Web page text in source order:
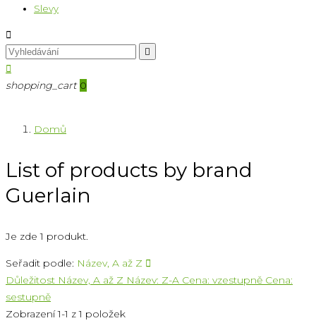
Slevy



shopping_cart 0
Domů
List of products by brand
Guerlain
Je zde 1 produkt.
Seřadit podle: Název, A až Z 
Důležitost Název, A až Z Název: Z-A Cena: vzestupně Cena:
sestupně
Zobrazení 1-1 z 1 položek